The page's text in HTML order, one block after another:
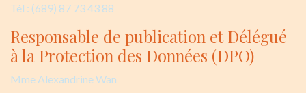
Tél : (689) 87 73 43 88
Responsable de publication et Délégué
à la Protection des Données (DPO)
Mme Alexandrine Wan